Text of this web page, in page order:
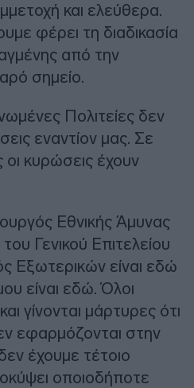
και ελεύθερα.
φέρει τη διαδικασία
από την
σημείο.
Πολιτείες δεν
εναντίον μας. Σε
κυρώσεις έχουν
Εθνικής Άμυνας
Γενικού Επιτελείου
Εξωτερικών είναι εδώ
είναι εδώ. Όλοι
γίνονται μάρτυρες ότι
εφαρμόζονται στην
έχουμε τέτοιο
οποιοδήποτε